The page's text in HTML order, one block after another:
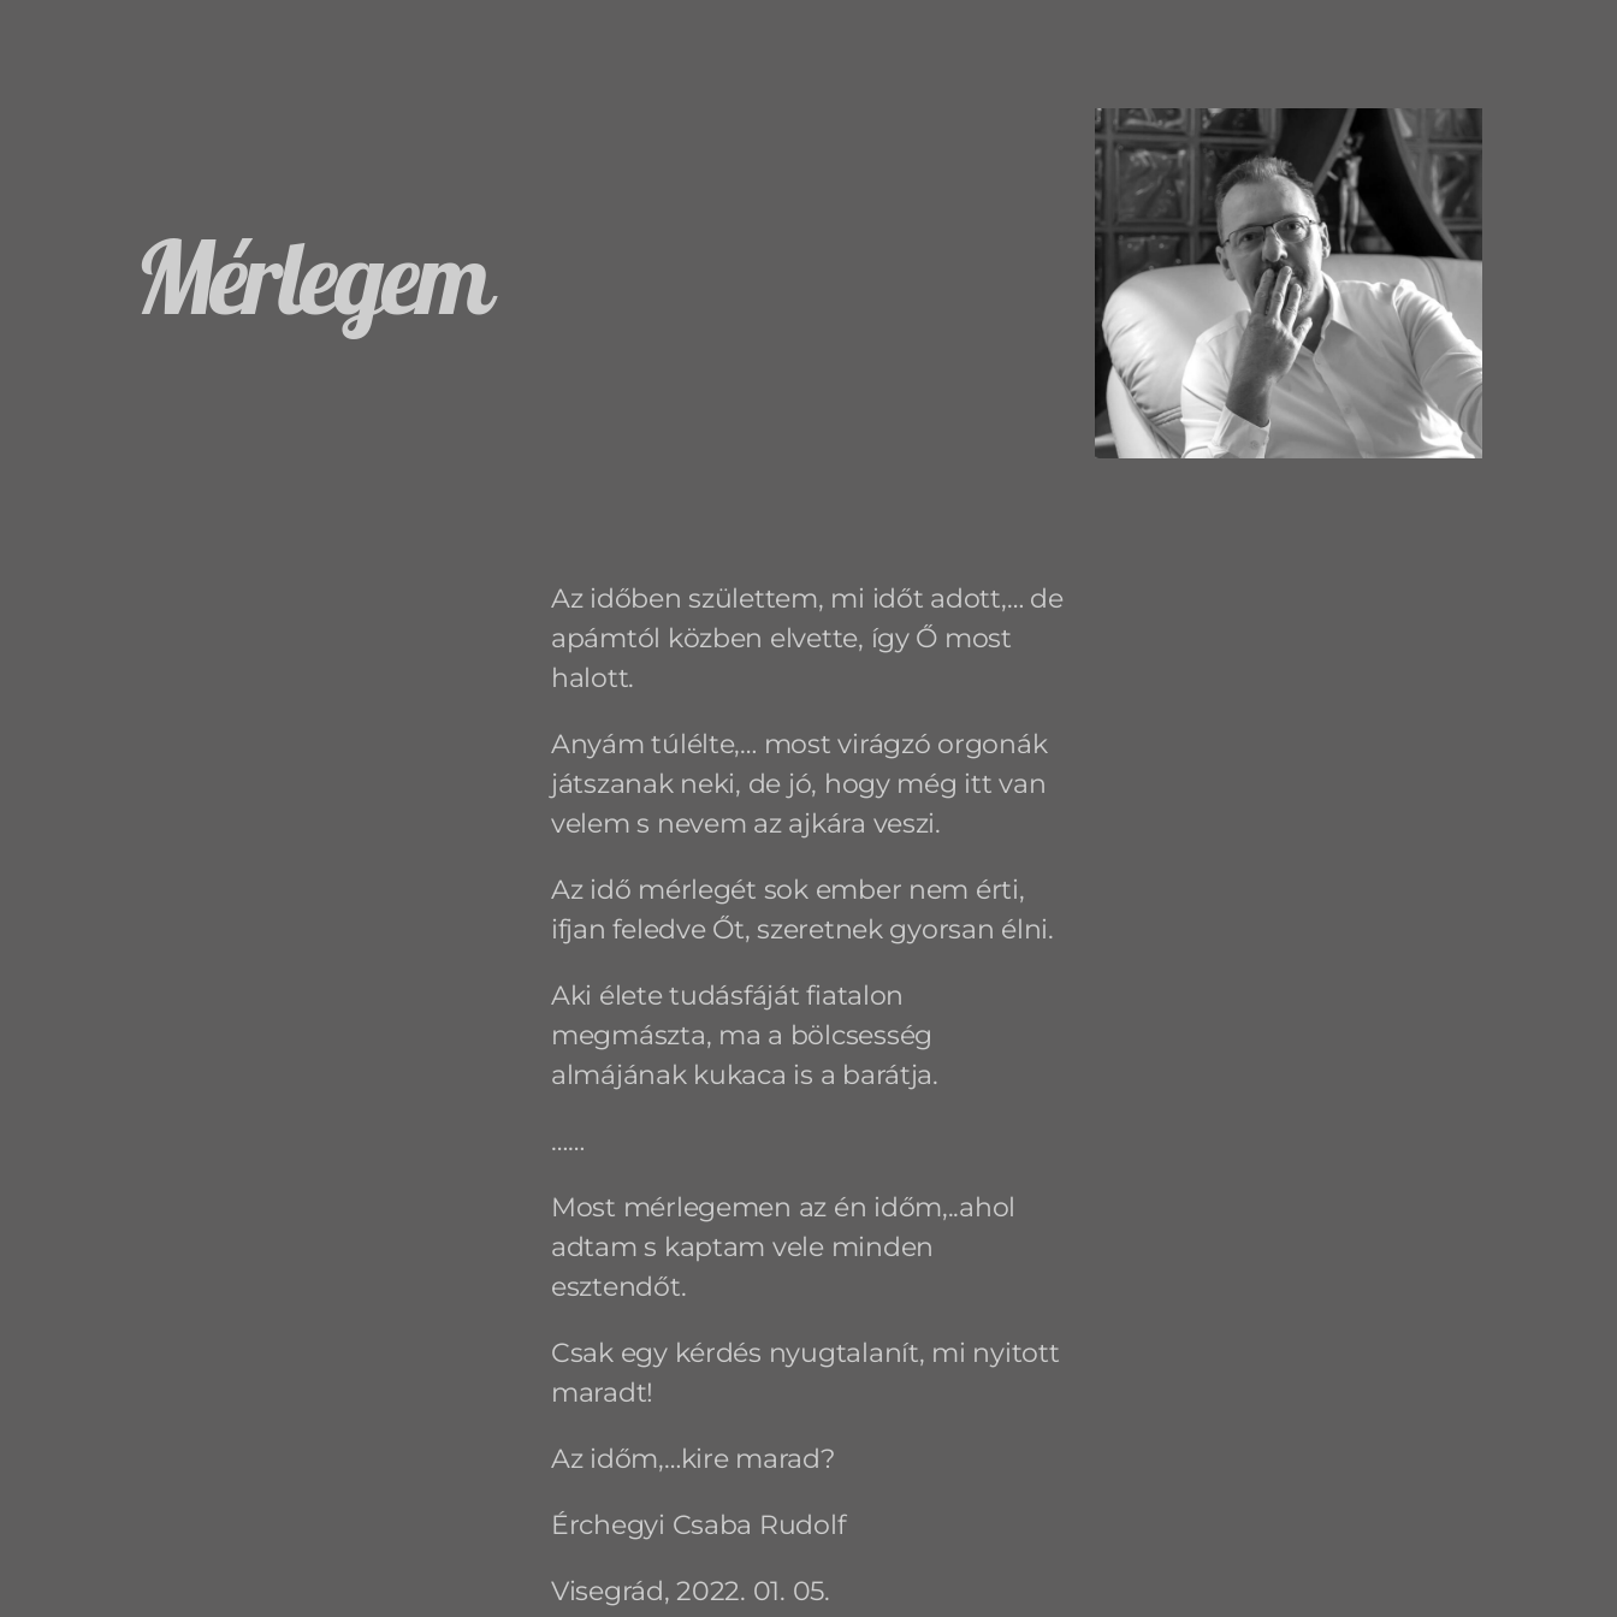
Mérlegem
Az időben születtem, mi időt adott,… de
apámtól közben elvette, így Ő most
halott.
Anyám túlélte,… most virágzó orgonák
játszanak neki, de jó, hogy még itt van
velem s nevem az ajkára veszi.
Az idő mérlegét sok ember nem érti,
ifjan feledve Őt, szeretnek gyorsan élni.
Aki élete tudásfáját fiatalon
megmászta, ma a bölcsesség
almájának kukaca is a barátja.
……
Most mérlegemen az én időm,..ahol
adtam s kaptam vele minden
esztendőt.
Csak egy kérdés nyugtalanít, mi nyitott
maradt!
Az időm,…kire marad?
Érchegyi Csaba Rudolf
Visegrád, 2022. 01. 05.